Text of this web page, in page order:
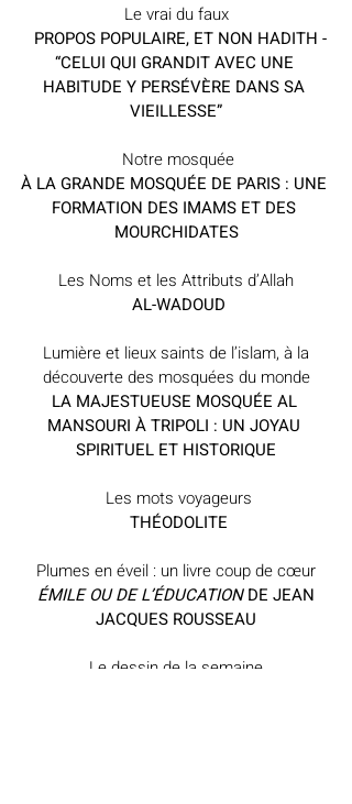
Le vrai du faux
PROPOS POPULAIRE, ET NON HADITH -
“CELUI QUI GRANDIT AVEC UNE
HABITUDE Y PERSÉVÈRE DANS SA
VIEILLESSE”
Notre mosquée
À LA GRANDE MOSQUÉE DE PARIS : UNE
FORMATION DES IMAMS ET DES
MOURCHIDATES
Les Noms et les Attributs d’Allah
AL-WADOUD
Lumière et lieux saints de l’islam, à la
découverte des mosquées du monde
LA MAJESTUEUSE MOSQUÉE AL
MANSOURI À TRIPOLI : UN JOYAU
SPIRITUEL ET HISTORIQUE
Les mots voyageurs
THÉODOLITE
Plumes en éveil : un livre coup de cœur
ÉMILE OU DE L’ÉDUCATION DE JEAN
JACQUES ROUSSEAU
Le dessin de la semaine